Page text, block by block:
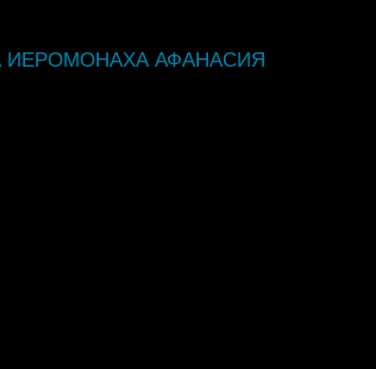
ИЕРОМОНАХА АФАНАСИЯ